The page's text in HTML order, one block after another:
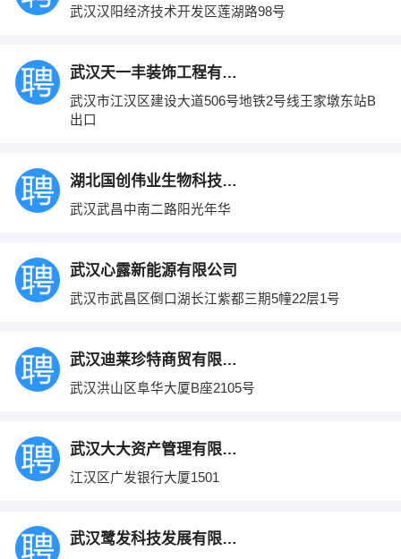
武汉汉阳经济技术开发区莲湖路98号
武汉天一丰装饰工程有限公司
武汉市江汉区建设大道506号地铁2号线王家墩东站B
出口
湖北国创伟业生物科技有限公司
武汉武昌中南二路阳光年华
武汉心露新能源有限公司
武汉市武昌区倒口湖长江紫都三期5幢22层1号
武汉迪莱珍特商贸有限公司
武汉洪山区阜华大厦B座2105号
武汉大大资产管理有限公司
江汉区广发银行大厦1501
武汉鹭发科技发展有限公司